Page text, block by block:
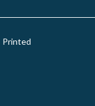
Printed